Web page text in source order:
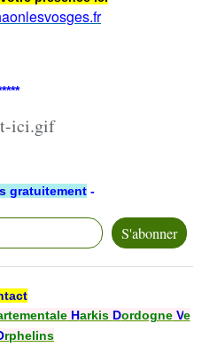
gratuitement -
Harkis DordogneVe
rphelins